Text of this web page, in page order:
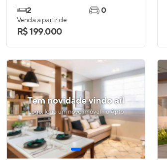
2
0
Venda a partir de
R$ 199.000